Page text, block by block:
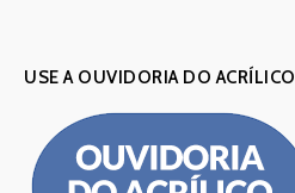
USE A OUVIDORIA DO ACRÍLICO